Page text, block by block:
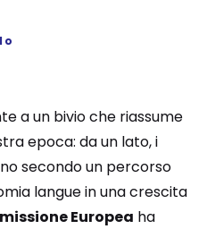
a un bivio che riassume
epoca: da un lato, i
secondo un percorso
langue in una crescita
Europea ha